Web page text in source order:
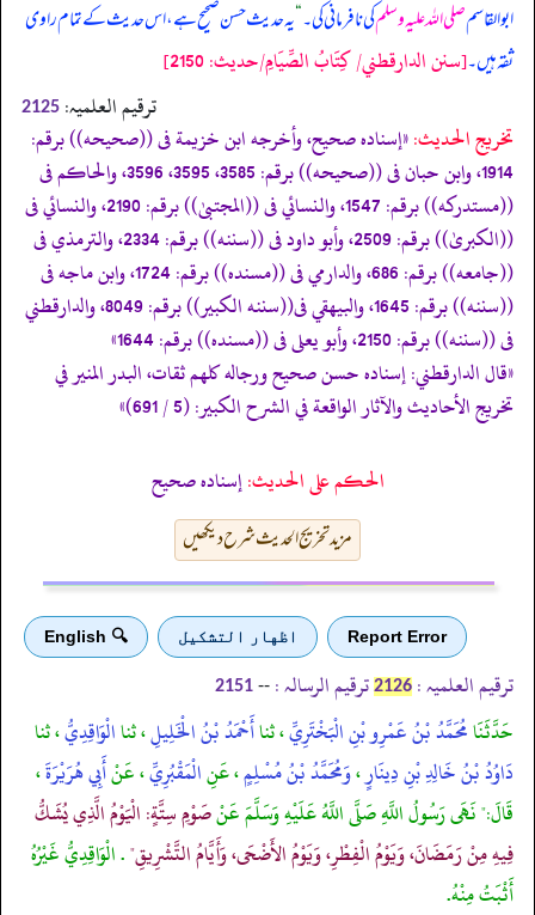
ابوالقاسمصلی اللہ علیہ وسلمکی نافرمانی کی۔“یہ حدیث حسن صحیح ہے، اس حدیث کے تمام راوی
ثقہ ہیں۔[سنن الدارقطني/ كِتَابُ الصِّيَامِ/حدیث: 2150]
ترقیم العلمیہ: 2125
تخریج الحدیث:«إسناده صحيح، وأخرجه ابن خزيمة فى ((صحيحه)) برقم:
1914، وابن حبان فى ((صحيحه)) برقم: 3585، 3595، 3596، والحاكم فى
((مستدركه)) برقم: 1547، والنسائي فى ((المجتبیٰ)) برقم: 2190، والنسائي فى
((الكبریٰ)) برقم: 2509، وأبو داود فى ((سننه)) برقم: 2334، والترمذي فى
((جامعه)) برقم: 686، والدارمي فى ((مسنده)) برقم: 1724، وابن ماجه فى
((سننه)) برقم: 1645، والبيهقي فى((سننه الكبير)) برقم: 8049، والدارقطني
فى ((سننه)) برقم: 2150، وأبو يعلى فى ((مسنده)) برقم: 1644»
«قال الدارقطني: إسناده حسن صحيح ورجاله كلهم ثقات، البدر المنير في
تخريج الأحاديث والآثار الواقعة في الشرح الكبير: (5 / 691)»
الحكم على الحديث:إسناده صحيح
مزید تخریج الحدیث شرح دیکھیں
Report Error اظهار التشكيل 🔍 English
ترقیم العلمیہ : 2126 ترقیم الرسالہ : --
2151
حَدَّثَنَامُحَمَّدُ بْنُ عَمْرِو بْنِ الْبَخْتَرِيِّ، ثناأَحْمَدُ بْنُ الْخَلِيلِ، ثناالْوَاقِدِيُّ، ثنا
دَاوُدُ بْنُ خَالِدِ بْنِ دِينَارٍ،وَمُحَمَّدُ بْنُ مُسْلِمٍ، عَنِالْمَقْبُرِيِّ، عَنْأَبِي هُرَيْرَةَ،
قَالَ:" نَهَى رَسُولُ اللَّهِ صَلَّى اللَّهُ عَلَيْهِ وَسَلَّمَ عَنْصَوْمِ سِتَّةٍ: الْيَوْمُ الَّذِي يُشَكُّ
فِيهِ مِنْ رَمَضَانَ، وَيَوْمُ الْفِطْرِ، وَيَوْمُ الأَضْحَى، وَأَيَّامُ التَّشْرِيقِ". الْوَاقِدِيُّ غَيْرُهُ
أَثْبَتُ مِنْهُ.